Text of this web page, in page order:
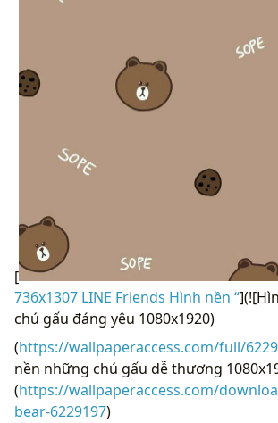
[
736x1307 LINE Friends Hình nền “
chú gấu đáng yêu 1080x1920)
(https://wallpaperaccess.com/full/
nền những chú gấu dễ thương
(https://wallpaperaccess.com/
bear-6229197)